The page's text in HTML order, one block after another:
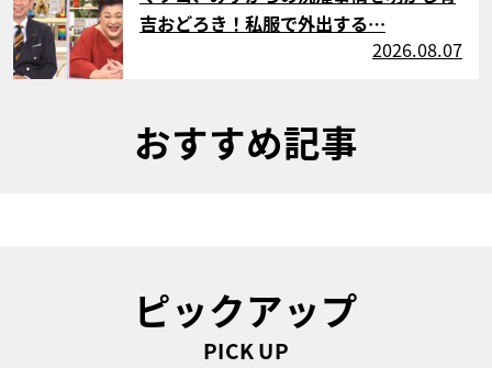
吉おどろき！私服で外出する…
2026.08.07
おすすめ記事
ピックアップ
PICK UP